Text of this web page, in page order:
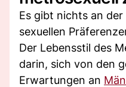
Es gibt nichts an
sexuellen
Der Lebensstil des
darin, sich von den
Erwartungen an